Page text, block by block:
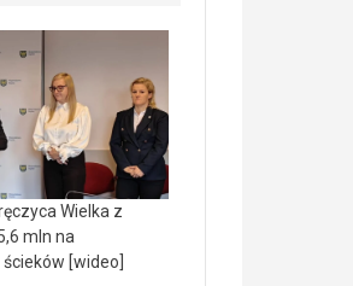
Wielka z
mln na
[wideo]